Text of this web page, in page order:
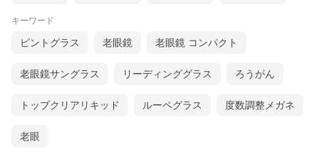
キーワード
ピントグラス 老眼鏡 老眼鏡 コンパクト
老眼鏡サングラス リーディンググラス ろうがん
トップクリアリキッド ルーペグラス 度数調整メガネ
老眼